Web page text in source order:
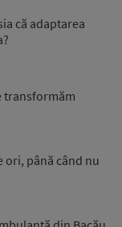
că adaptarea
transformăm
ori, până când nu